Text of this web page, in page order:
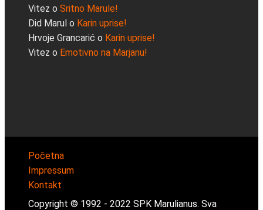
Vitez o Sritno Marule!
Did Marul o Karin uprise!
Hrvoje Grancarić o Karin uprise!
Vitez o Emotivno na Marjanu!
Početna
Impressum
Kontakt
Copyright © 1992 - 2022 SPK Marulianus. Sva